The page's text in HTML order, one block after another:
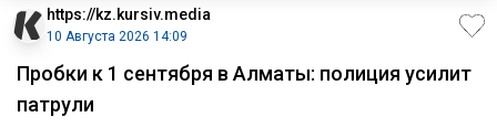
https://kz.kursiv.media
10 Августа 2026 14:09
Пробки к 1 сентября в Алматы: полиция усилит
патрули